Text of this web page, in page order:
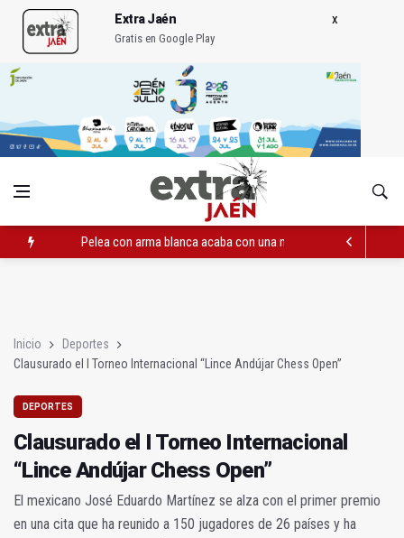
Extra Jaén
Gratis en Google Play
Pelea con arma blanca acaba con una menor herida en
Inicio
Deportes
Clausurado el I Torneo Internacional “Lince Andújar Chess Open”
DEPORTES
Clausurado el I Torneo Internacional
“Lince Andújar Chess Open”
El mexicano José Eduardo Martínez se alza con el primer premio
en una cita que ha reunido a 150 jugadores de 26 países y ha